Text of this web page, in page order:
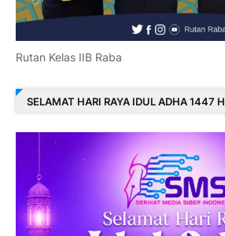
Rutan Kelas IIB Raba
SELAMAT HARI RAYA IDUL ADHA 1447 H